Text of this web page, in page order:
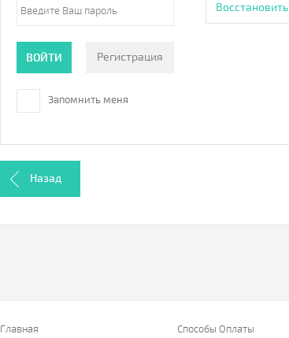
ВОЙТИ Регистрация
Запомнить меня
Назад
Главная Способы Оплаты